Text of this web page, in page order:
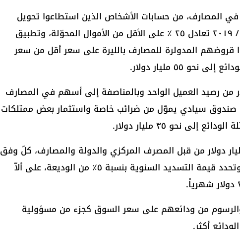
المصارف، من حسابات الأشخاص الذين استطاعوا تحويل
قسم من ودائعهم إلى الخارج بعد ١٧ / ١٠ / ٢٠١٩ تعادل ٢٥ ٪ على الأقل من الأموال المحوّلة، وتطبيق
المدولرة للمصارف بالليرة على سعر أقل من سعر
٥٥ مليار دولار.
التي تزيد عن ٣ ملايين دولار من رصيد العميل الواحد وبالمناصفة إلى أسهم في المصارف
صندوق سيادي يموّل من ضرائب خاصة واستثمار بعض ممتلكات
نحو ٣٥ مليار دولار.
بتسديد الودائع المتبقية أي ال٣٥ مليار دولار من قبل المصرف المركزي والدولة والمصارف، كلّ وفق
نسبة مسؤولية معينة يتمّ التوافق عليها، وتحدد قيمة التسديد السنوية بنسبة ٥٪ من الوديعة، على ألاّ
من ودائعهم على سعر السوق كجزء من مسؤولية